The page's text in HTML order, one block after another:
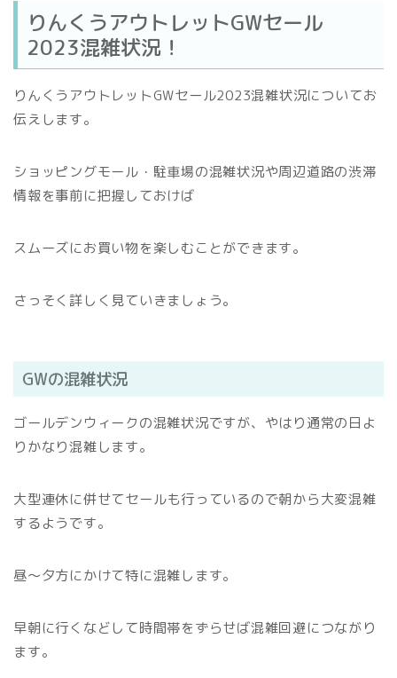
りんくうアウトレットGWセール
2023混雑状況！
りんくうアウトレットGWセール2023混雑状況についてお
伝えします。
ショッピングモール・駐車場の混雑状況や周辺道路の渋滞
情報を事前に把握しておけば
スムーズにお買い物を楽しむことができます。
さっそく詳しく見ていきましょう。
GWの混雑状況
ゴールデンウィークの混雑状況ですが、やはり通常の日よ
りかなり混雑します。
大型連休に併せてセールも行っているので朝から大変混雑
するようです。
昼～夕方にかけて特に混雑します。
早朝に行くなどして時間帯をずらせば混雑回避につながり
ます。